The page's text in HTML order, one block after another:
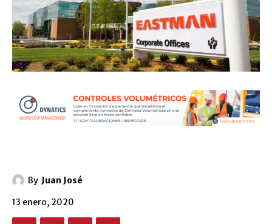
By Juan José
13 enero, 2020